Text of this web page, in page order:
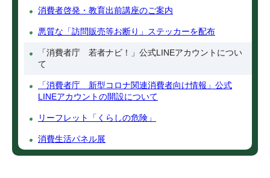
消費者啓発・教育出前講座のご案内
悪質な「訪問販売等お断り」ステッカーを配布
「消費者庁 若者ナビ！」公式LINEアカウントについ
て
「消費者庁 新型コロナ関連消費者向け情報」公式
LINEアカウントの開設について
リーフレット「くらしの危険」
消費生活パネル展